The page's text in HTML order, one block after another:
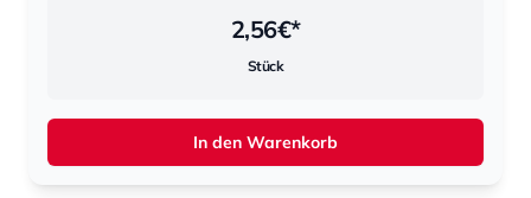
2,56€*
Stück
In den Warenkorb